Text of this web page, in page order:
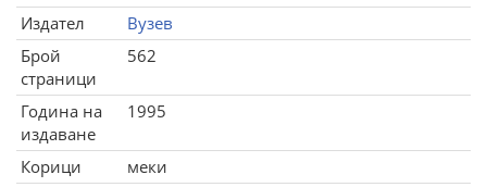
Издател
Вузев
Брой
страници
562
Година на
издаване
1995
Корици
меки